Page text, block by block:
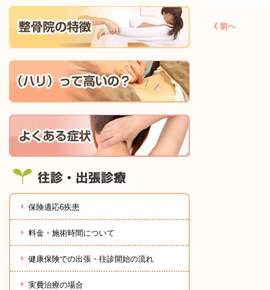
保険適応6疾患
料金・施術時間について
健康保険での出張・往診開始の流れ
実費治療の場合
《 前へ